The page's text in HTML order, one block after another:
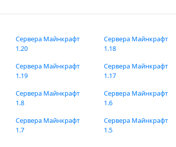
Сервера Майнкрафт
1.20
Сервера Майнкрафт
1.19
Сервера Майнкрафт
1.18
Сервера Майнкрафт
1.17
Сервера Майнкрафт
1.8
Сервера Майнкрафт
1.7
Сервера Майнкрафт
1.6
Сервера Майнкрафт
1.5